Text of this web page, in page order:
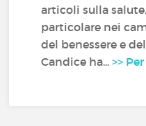
articoli sulla
particolare nei
del benessere e
Candice ha...>>